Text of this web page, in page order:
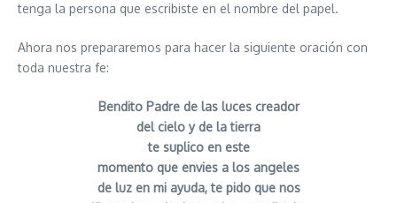
tenga la persona que escribiste en el nombre del papel.
Ahora nos prepararemos para hacer la siguiente oración con
toda nuestra fe:
Bendito Padre de las luces creador
del cielo y de la tierra
te suplico en este
momento que envies a los angeles
de luz en mi ayuda, te pido que nos